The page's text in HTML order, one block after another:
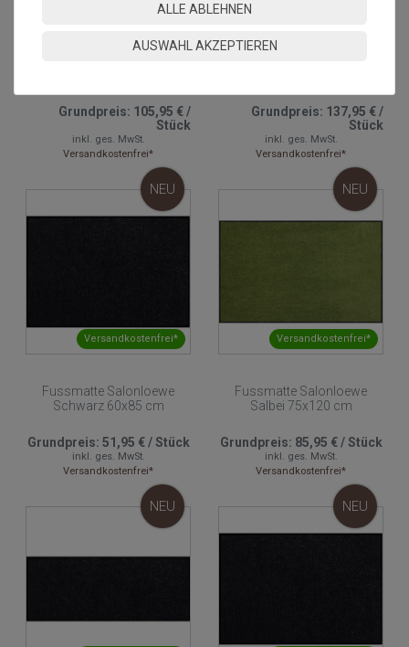
Versandkostenfrei*
Grundpreis: 105,95 €/
Stück
inkl. ges. MwSt.
Versandkostenfrei*
Grundpreis: 137,95 €/
Stück
inkl. ges. MwSt.
Versandkostenfrei*
Versandkostenfrei*
NEU
Fussmatte Salonloewe
Schwarz 60x85 cm
Grundpreis: 51,95 €/Stück
inkl. ges. MwSt.
Versandkostenfrei*
Versandkostenfrei*
NEU
Fussmatte Salonloewe
Salbei 75x120 cm
Grundpreis: 85,95 €/Stück
inkl. ges. MwSt.
Versandkostenfrei*
NEU NEU
ALLE ABLEHNEN
AUSWAHL AKZEPTIEREN